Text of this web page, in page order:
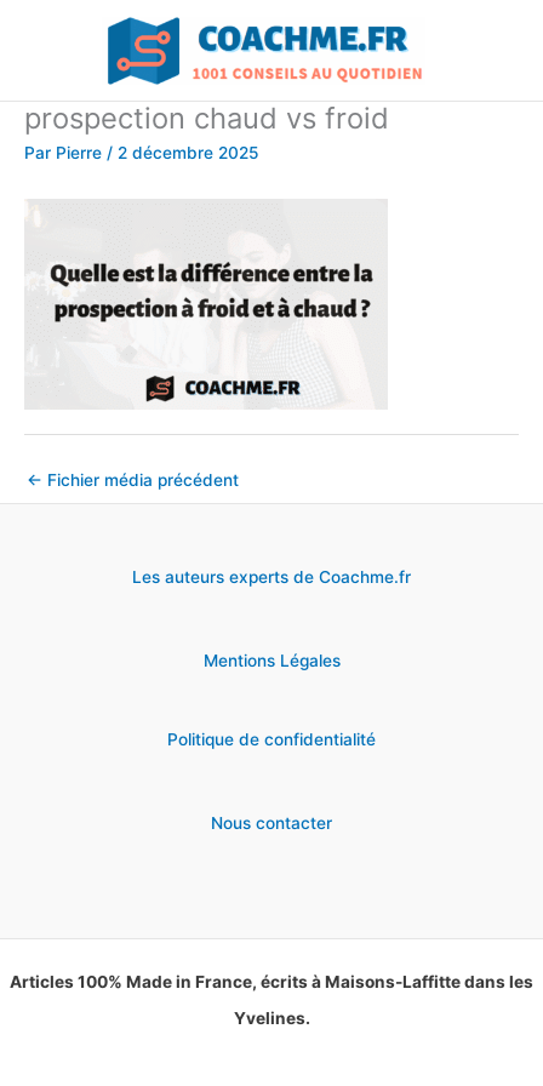
prospection chaud vs froid
Par Pierre / 2 décembre 2025
← Fichier média précédent
Les auteurs experts de Coachme.fr
Mentions Légales
Politique de confidentialité
Nous contacter
Articles 100% Made in France, écrits à Maisons-Laffitte dans les
Yvelines.